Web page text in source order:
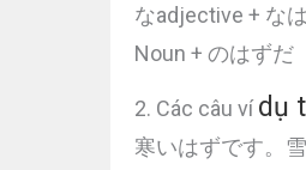
なadjective + な
Noun + のはずだ
2. Các câu vídụ
寒いはずです。